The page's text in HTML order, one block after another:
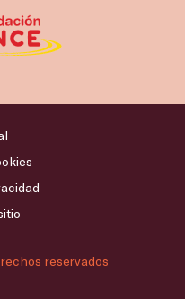
reservados